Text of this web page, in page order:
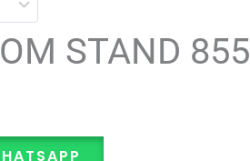
STAND 855